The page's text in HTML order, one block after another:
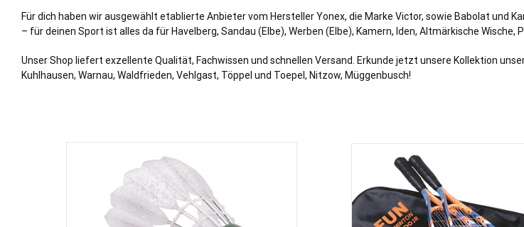
Für dich haben wir ausgewählt etablierte Anbieter vom Hersteller Yonex, die Marke Victor, sowie Babolat und
– für deinen Sport ist alles da für Havelberg, Sandau (Elbe), Werben (Elbe), Kamern, Iden, Altmärkische Wische,
Unser Shop liefert exzellente Qualität, Fachwissen und schnellen Versand. Erkunde jetzt unsere Kollektion
Kuhlhausen, Warnau, Waldfrieden, Vehlgast, Töppel und Toepel, Nitzow, Müggenbusch!